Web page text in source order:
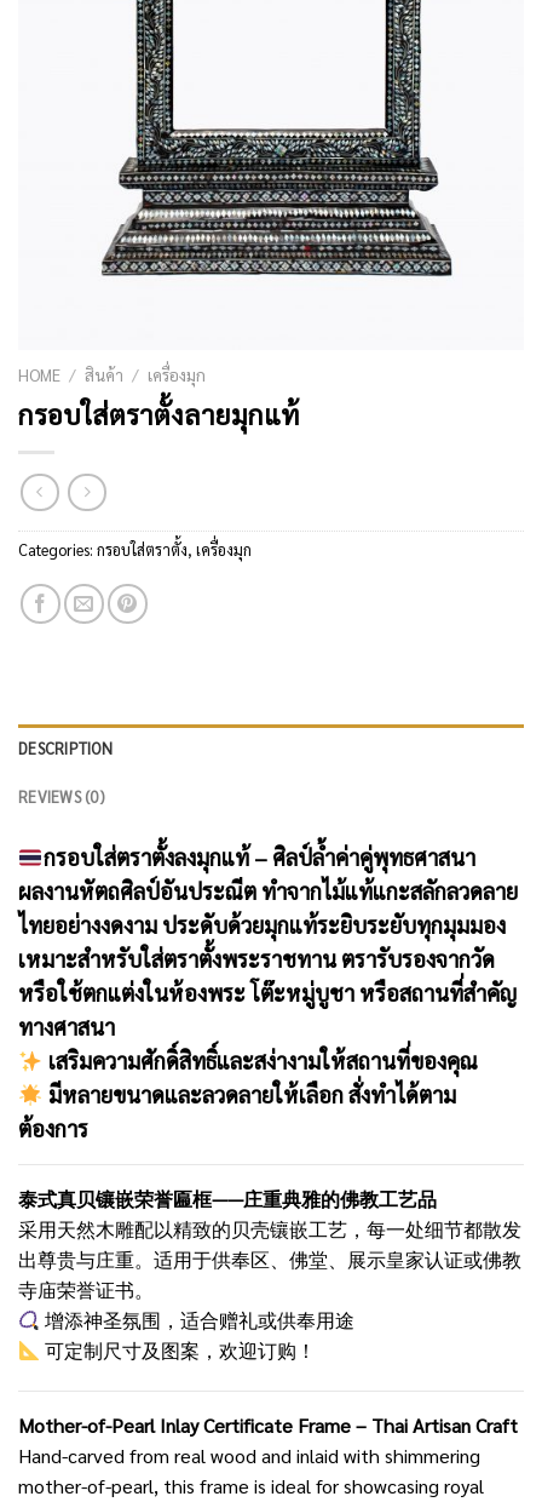
HOME / สินค้า / เครื่องมุก
กรอบใส่ตราตั้งลายมุกแท้
Categories: กรอบใส่ตราตั้ง, เครื่องมุก
DESCRIPTION
REVIEWS (0)
กรอบใส่ตราตั้งลงมุกแท้ – ศิลป์ล้ำค่าคู่พุทธศาสนา
ผลงานหัตถศิลป์อันประณีต ทำจากไม้แท้แกะสลักลวดลาย
ไทยอย่างงดงาม ประดับด้วยมุกแท้ระยิบระยับทุกมุมมอง
เหมาะสำหรับใส่ตราตั้งพระราชทาน ตรารับรองจากวัด
หรือใช้ตกแต่งในห้องพระ โต๊ะหมู่บูชา หรือสถานที่สำคัญ
ทางศาสนา
เสริมความศักดิ์สิทธิ์และสง่างามให้สถานที่ของคุณ
มีหลายขนาดและลวดลายให้เลือก สั่งทำได้ตาม
ต้องการ
泰式真贝镶嵌荣誉匾框——庄重典雅的佛教工艺品
采用天然木雕配以精致的贝壳镶嵌工艺，每一处细节都散发
出尊贵与庄重。适用于供奉区、佛堂、展示皇家认证或佛教
寺庙荣誉证书。
增添神圣氛围，适合赠礼或供奉用途
可定制尺寸及图案，欢迎订购！
Mother-of-Pearl Inlay Certificate Frame – Thai Artisan Craft
Hand-carved from real wood and inlaid with shimmering
mother-of-pearl, this frame is ideal for showcasing royal